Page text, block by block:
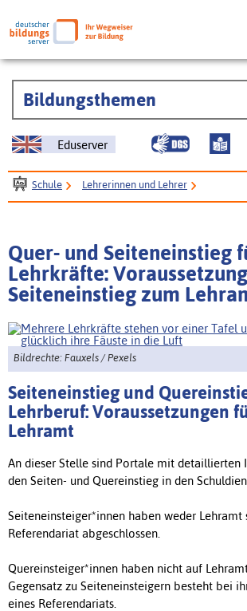
Bildungsthemen
Eduserver
Schule Lehrerinnen und Lehrer
Quer- und Seiteneinstieg
Lehrkräfte:
Seiteneinstieg zum
Bildrechte: Fauxels / Pexels
Seiteneinstieg und
Lehrberuf: Voraussetzungen
Lehramt
An dieser Stelle sind Portale mit detaillierten
den Seiten- und Quereinstieg in den
Seiteneinsteiger*innen haben weder
Referendariat abgeschlossen.
Quereinsteiger*innen haben nicht auf
Gegensatz zu Seiteneinsteigern besteht bei
eines Referendariats.